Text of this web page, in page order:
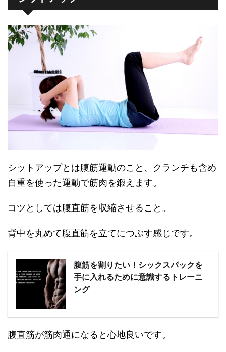
シットアップとは腹筋運動のこと、クランチも含め
自重を使った運動で筋肉を鍛えます。
コツとしては腹直筋を収縮させること。
背中を丸めて腹直筋を立てにつぶす感じです。
腹筋を割りたい！シックスパックを
手に入れるために意識するトレーニ
ング
腹直筋が筋肉通になると心地良いです。